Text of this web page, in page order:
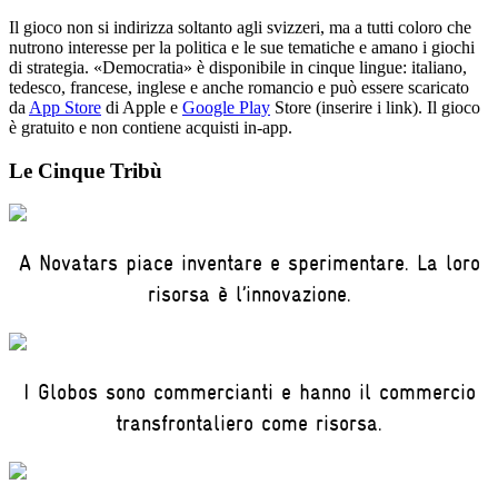
Il gioco non si indirizza soltanto agli svizzeri, ma a tutti coloro che
nutrono interesse per la politica e le sue tematiche e amano i giochi
di strategia. «Democratia» è disponibile in cinque lingue: italiano,
tedesco, francese, inglese e anche romancio e può essere scaricato
da App Store di Apple e Google Play Store (inserire i link). Il gioco
è gratuito e non contiene acquisti in-app.
Le Cinque Tribù
A Novatars piace inventare e sperimentare. La loro
risorsa è l’innovazione.
I Globos sono commercianti e hanno il commercio
transfrontaliero come risorsa.